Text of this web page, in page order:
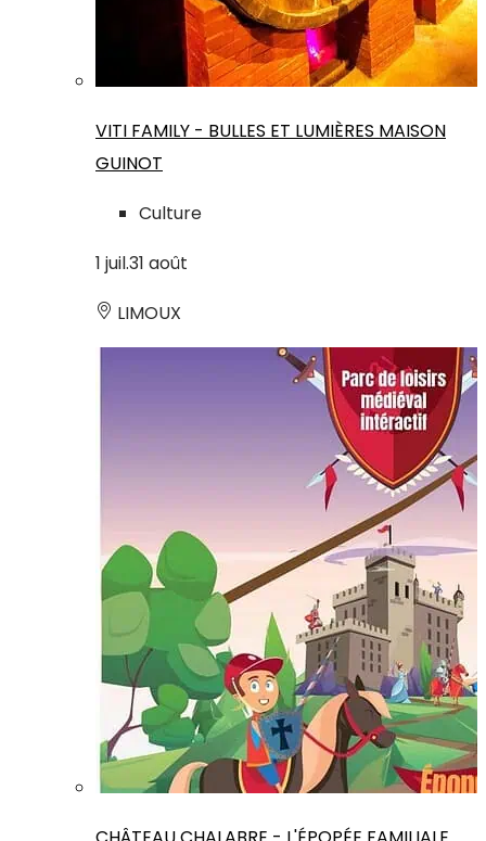
VITI FAMILY - BULLES ET LUMIÈRES MAISON
GUINOT
Culture
1 juil.31 août
LIMOUX